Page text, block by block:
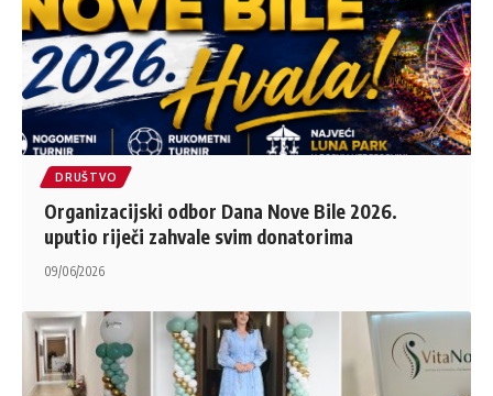
DRUŠTVO
Organizacijski odbor Dana Nove Bile 2026.
uputio riječi zahvale svim donatorima
09/06/2026